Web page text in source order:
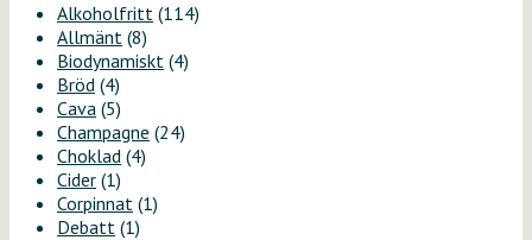
Alkoholfritt (114)
Allmänt (8)
Biodynamiskt (4)
Bröd (4)
Cava (5)
Champagne (24)
Choklad (4)
Cider (1)
Corpinnat (1)
Debatt (1)